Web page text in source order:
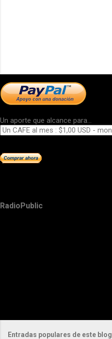
Un aporte que alcance para...
RadioPublic
Entradas populares de este blog